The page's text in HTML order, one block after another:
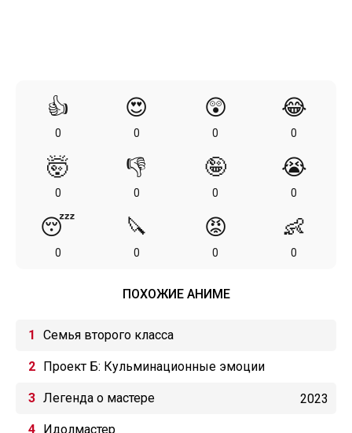
👍
0
😍
0
😲
0
😂
0
🤯
0
👎
0
🤪
0
😭
0
😴
0
🔪
0
😡
0
👶
0
ПОХОЖИЕ АНИМЕ
Семья второго класса
Проект Б: Кульминационные эмоции
Легенда о мастере 2023
Идолмастер